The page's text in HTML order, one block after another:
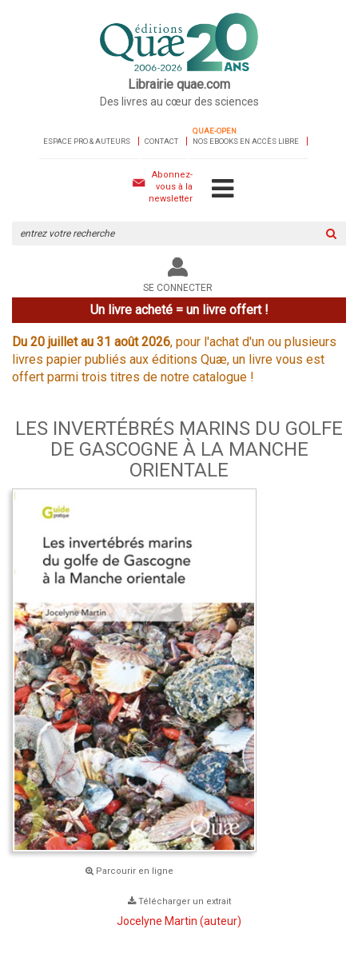
Librairie quae.com
Des livres au cœur des sciences
ESPACE PRO & AUTEURS CONTACT
QUAE-OPEN
NOS EBOOKS EN ACCÈS LIBRE
Abonnez-
vous à la
newsletter
le
site
SE CONNECTER
Un livre acheté = un livre offert !
Du 20 juillet au 31 août 2026, pour l'achat d'un ou plusieurs
livres papier publiés aux éditions Quæ, un livre vous est
offert parmi trois titres de notre catalogue !
LES INVERTÉBRÉS MARINS DU GOLFE
DE GASCOGNE À LA MANCHE
ORIENTALE
Parcourir en ligne
Télécharger un extrait
Jocelyne Martin (auteur)